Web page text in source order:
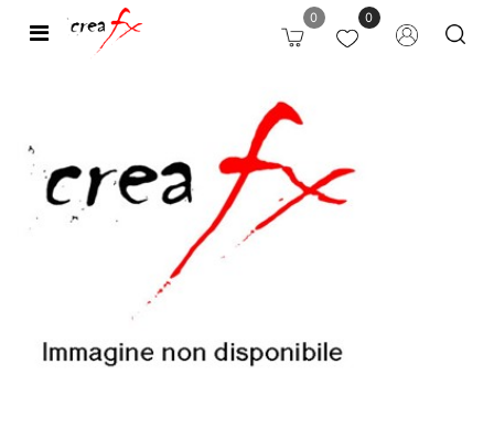
Open 0 0